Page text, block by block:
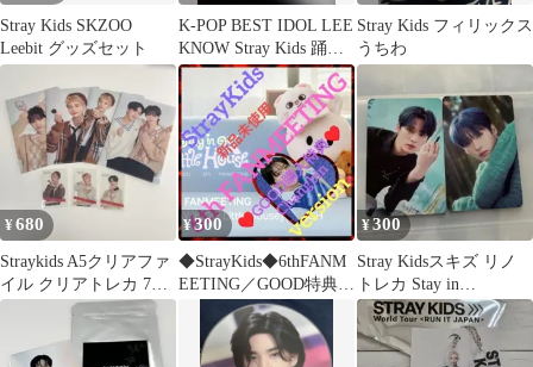
Stray Kids SKZOO
Leebit グッズセット
K-POP BEST IDOL LEE
KNOW Stray Kids 踊る
宝石
Stray Kids フィリックス
うちわ
¥680
Straykids A5クリアファ
イル クリアトレカ 7点
セット
¥300
◆StrayKids◆6thFANM
EETING／GOOD特典／
Changbin
¥300
Stray Kidsスキズ リノ
トレカ Stay in
STAYJEJU 2枚